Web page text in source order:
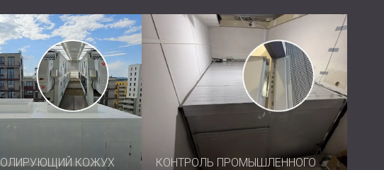
КОЖУХ
КОНТРОЛЬ ПРОМЫШЛЕННОГО